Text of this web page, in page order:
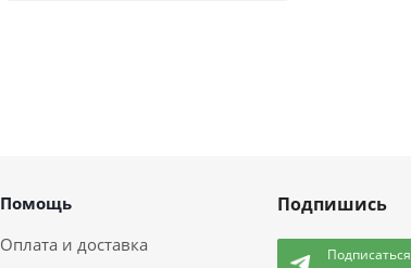
Помощь
Оплата и доставка
Подпишись
Подписаться